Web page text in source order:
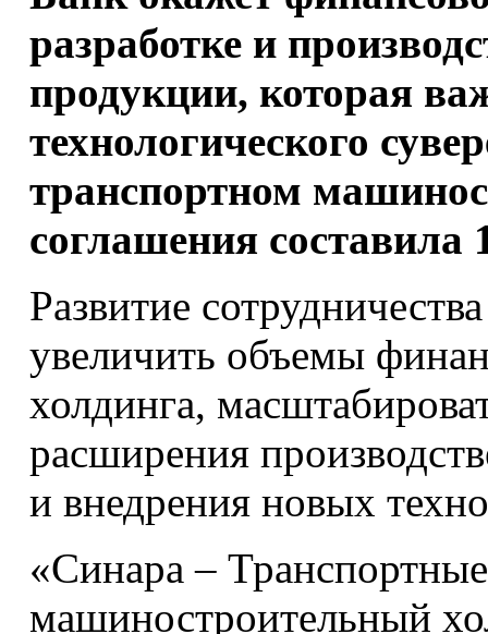
разработке и
продукции, которая
технологического
транспортном
соглашения составила
Развитие
увеличить объемы
холдинга,
расширения
и внедрения новых
«Синара –
машиностроительный